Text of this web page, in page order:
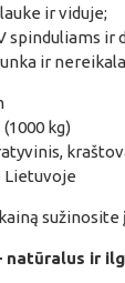
ir viduje;
spinduliams ir
ir
kg)
Lietuvoje
sužinosite
natūralus ir